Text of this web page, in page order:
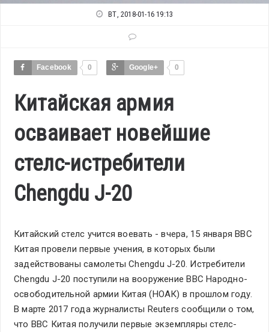
ВТ, 2018-01-16 19:13
Facebook 0 Google+ 0
Китайская армия
осваивает новейшие
стелс-истребители
Chengdu J-20
Китайский стелс учится воевать - вчера, 15 января ВВС
Китая провели первые учения, в которых были
задействованы самолеты Chengdu J-20. Истребители
Chengdu J-20 поступили на вооружение ВВС Народно-
освободительной армии Китая (НОАК) в прошлом году.
В марте 2017 года журналисты Reuters сообщили о том,
что ВВС Китая получили первые экземпляры стелс-